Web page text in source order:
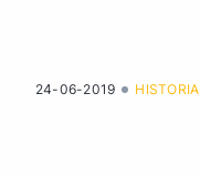
24-06-2019 HISTORIA